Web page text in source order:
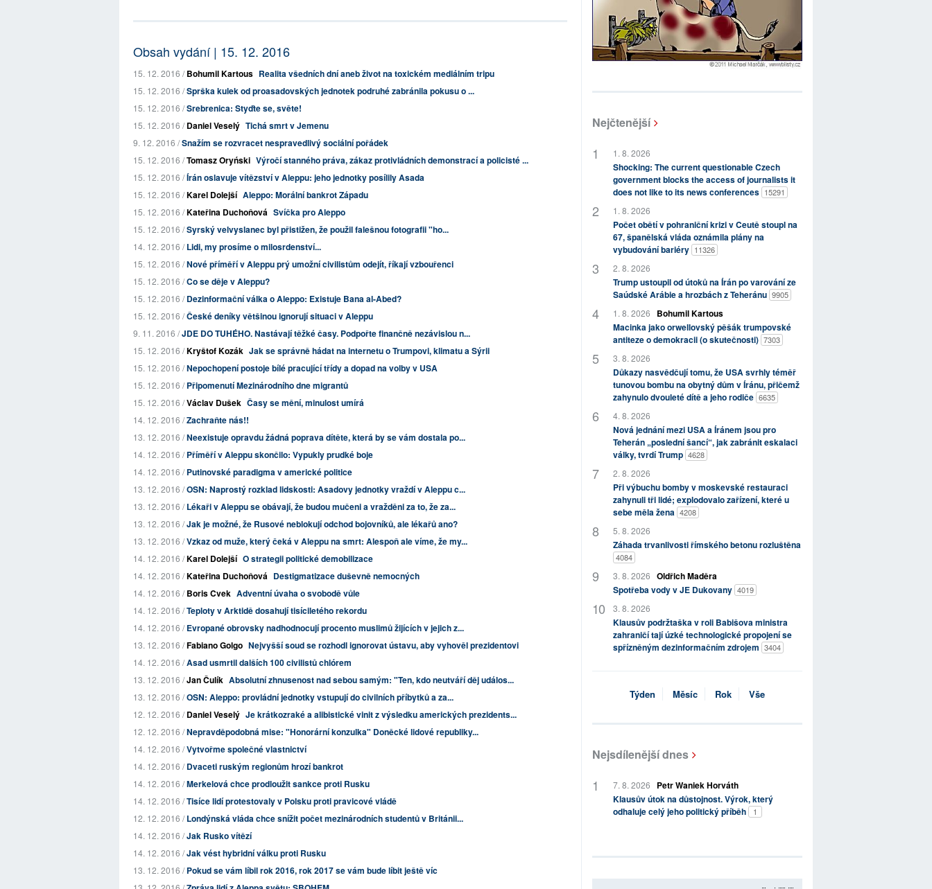
Obsah vydání | 15. 12. 2016
15. 12. 2016 /Bohumil Kartous Realita všedních dní aneb život na toxickém mediálním tripu
15. 12. 2016 /Sprška kulek od proasadovských jednotek podruhé zabránila pokusu o ...
15. 12. 2016 /Srebrenica: Styďte se, světe!
15. 12. 2016 /Daniel Veselý Tichá smrt v Jemenu
9. 12. 2016 /Snažím se rozvracet nespravedlivý sociální pořádek
15. 12. 2016 /Tomasz Oryński Výročí stanného práva, zákaz protivládních demonstrací a policisté ...
15. 12. 2016 /Írán oslavuje vítězství v Aleppu: jeho jednotky posílily Asada
15. 12. 2016 /Karel Dolejší Aleppo: Morální bankrot Západu
15. 12. 2016 /Kateřina Duchoňová Svíčka pro Aleppo
15. 12. 2016 /Syrský velvyslanec byl přistižen, že použil falešnou fotografii "ho...
14. 12. 2016 /Lidi, my prosíme o milosrdenství...
15. 12. 2016 /Nové příměří v Aleppu prý umožní civilistům odejít, říkají vzbouřenci
15. 12. 2016 /Co se děje v Aleppu?
15. 12. 2016 /Dezinformační válka o Aleppo: Existuje Bana al-Abed?
15. 12. 2016 /České deníky většinou ignorují situaci v Aleppu
9. 11. 2016 /JDE DO TUHÉHO. Nastávají těžké časy. Podpořte finančně nezávislou n...
15. 12. 2016 /Kryštof Kozák Jak se správně hádat na internetu o Trumpovi, klimatu a Sýrii
15. 12. 2016 /Nepochopení postoje bílé pracující třídy a dopad na volby v USA
15. 12. 2016 /Připomenutí Mezinárodního dne migrantů
15. 12. 2016 /Václav Dušek Časy se mění, minulost umírá
14. 12. 2016 /Zachraňte nás!!
13. 12. 2016 /Neexistuje opravdu žádná poprava dítěte, která by se vám dostala po...
14. 12. 2016 /Příměří v Aleppu skončilo: Vypukly prudké boje
14. 12. 2016 /Putinovské paradigma v americké politice
13. 12. 2016 /OSN: Naprostý rozklad lidskosti: Asadovy jednotky vraždí v Aleppu c...
13. 12. 2016 /Lékaři v Aleppu se obávají, že budou mučeni a vražděni za to, že za...
13. 12. 2016 /Jak je možné, že Rusové neblokují odchod bojovníků, ale lékařů ano?
13. 12. 2016 /Vzkaz od muže, který čeká v Aleppu na smrt: Alespoň ale víme, že my...
14. 12. 2016 /Karel Dolejší O strategii politické demobilizace
14. 12. 2016 /Kateřina Duchoňová Destigmatizace duševně nemocných
14. 12. 2016 /Boris Cvek Adventní úvaha o svobodě vůle
14. 12. 2016 /Teploty v Arktidě dosahují tisíciletého rekordu
14. 12. 2016 /Evropané obrovsky nadhodnocují procento muslimů žijících v jejich z...
13. 12. 2016 /Fabiano Golgo Nejvyšší soud se rozhodl ignorovat ústavu, aby vyhověl prezidentovi
14. 12. 2016 /Asad usmrtil dalších 100 civilistů chlórem
13. 12. 2016 /Jan Čulík Absolutní zhnusenost nad sebou samým: "Ten, kdo neutváří děj událos...
13. 12. 2016 /OSN: Aleppo: provládní jednotky vstupují do civilních příbytků a za...
12. 12. 2016 /Daniel Veselý Je krátkozraké a alibistické vinit z výsledku amerických prezidents...
12. 12. 2016 /Nepravděpodobná mise: "Honorární konzulka" Doněcké lidové republiky...
14. 12. 2016 /Vytvořme společné vlastnictví
14. 12. 2016 /Dvaceti ruským regionům hrozí bankrot
14. 12. 2016 /Merkelová chce prodloužit sankce proti Rusku
14. 12. 2016 /Tisíce lidí protestovaly v Polsku proti pravicové vládě
12. 12. 2016 /Londýnská vláda chce snížit počet mezinárodních studentů v Británii...
14. 12. 2016 /Jak Rusko vítězí
14. 12. 2016 /Jak vést hybridní válku proti Rusku
13. 12. 2016 /Pokud se vám líbil rok 2016, rok 2017 se vám bude líbit ještě víc
Nejčtenější
1. 8. 2026
Shocking: The current questionable Czech
government blocks the access of journalists it
does not like to its news conferences 15291
1. 8. 2026
Počet obětí v pohraniční krizi v Ceutě stoupl na
67, španělská vláda oznámila plány na
vybudování bariéry 11326
2. 8. 2026
Trump ustoupil od útoků na Írán po varování ze
Saúdské Arábie a hrozbách z Teheránu 9905
1. 8. 2026
Bohumil Kartous
Macinka jako orwellovský pěšák trumpovské
antiteze o demokracii (o skutečnosti) 7303
3. 8. 2026
Důkazy nasvědčují tomu, že USA svrhly téměř
tunovou bombu na obytný dům v Íránu, přičemž
zahynulo dvouleté dítě a jeho rodiče 6635
4. 8. 2026
Nová jednání mezi USA a Íránem jsou pro
Teherán „poslední šancí“, jak zabránit eskalaci
války, tvrdí Trump 4628
2. 8. 2026
Při výbuchu bomby v moskevské restauraci
zahynuli tři lidé; explodovalo zařízení, které u
sebe měla žena 4208
5. 8. 2026
Záhada trvanlivosti římského betonu rozluštěna
4084
3. 8. 2026 Oldřich Maděra
Spotřeba vody v JE Dukovany 4019
3. 8. 2026
Klausův podržtaška v roli Babišova ministra
zahraničí tají úzké technologické propojení se
spřízněným dezinformačním zdrojem 3404
Týden Měsíc Rok Vše
Nejsdílenější dnes
7. 8. 2026
Petr Waniek Horváth
Klausův útok na důstojnost. Výrok, který
odhaluje celý jeho politický příběh
1